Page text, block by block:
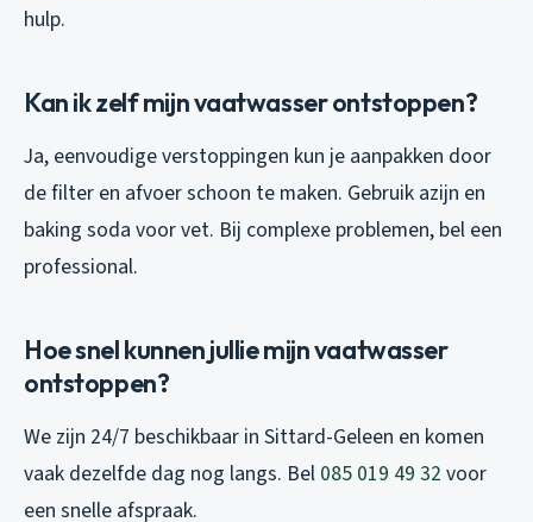
hulp.
Kan ik zelf mijn vaatwasser ontstoppen?
Ja, eenvoudige verstoppingen kun je aanpakken door
de filter en afvoer schoon te maken. Gebruik azijn en
baking soda voor vet. Bij complexe problemen, bel een
professional.
Hoe snel kunnen jullie mijn vaatwasser
ontstoppen?
We zijn 24/7 beschikbaar in Sittard-Geleen en komen
vaak dezelfde dag nog langs. Bel 085 019 49 32 voor
een snelle afspraak.